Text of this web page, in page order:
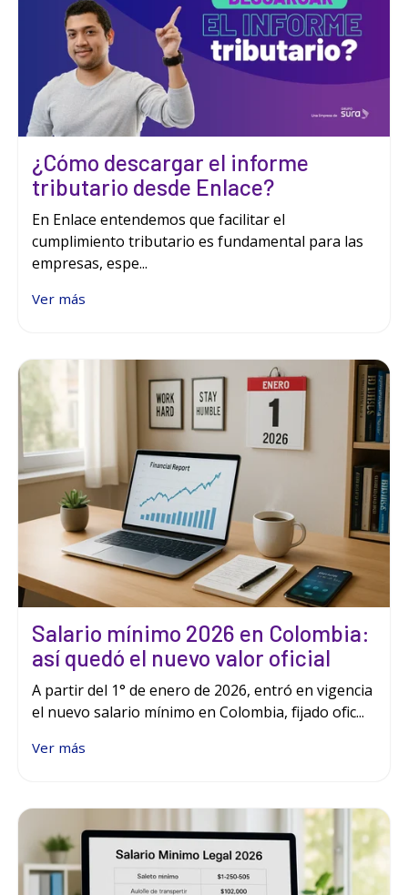
¿Cómo descargar el informe
tributario desde Enlace?
En Enlace entendemos que facilitar el
cumplimiento tributario es fundamental para las
empresas, espe...
Ver más
Salario mínimo 2026 en Colombia:
así quedó el nuevo valor oficial
A partir del 1° de enero de 2026, entró en vigencia
el nuevo salario mínimo en Colombia, fijado ofic...
Ver más